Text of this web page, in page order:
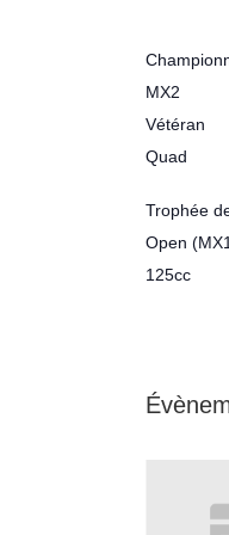
MX2
Vétéran
Quad
Trophée
Open
125cc